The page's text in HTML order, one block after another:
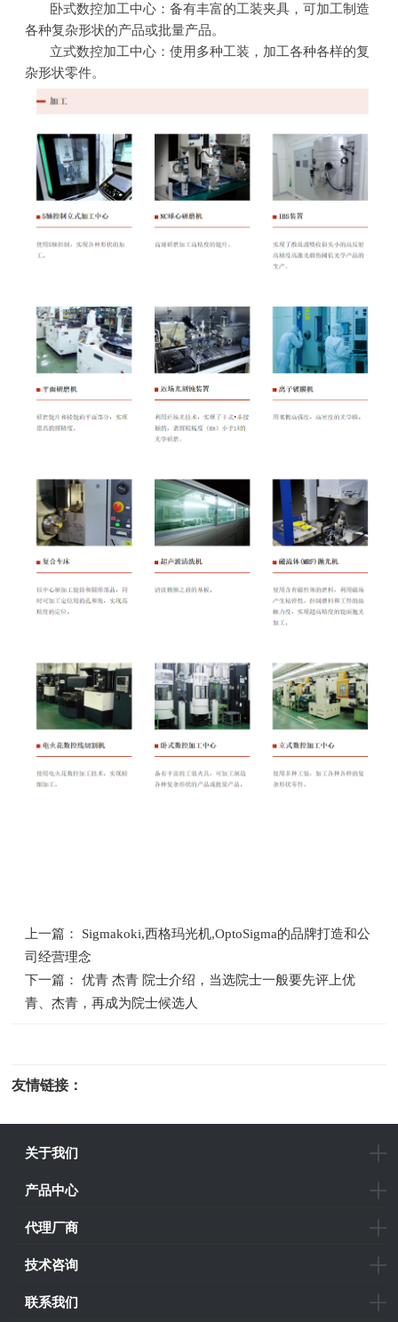
卧式数控加工中心：备有丰富的工装夹具，可加工制造
各种复杂形状的产品或批量产品。
立式数控加工中心：使用多种工装，加工各种各样的复
杂形状零件。
上一篇： Sigmakoki,西格玛光机,OptoSigma的品牌打造和公
司经营理念
下一篇： 优青 杰青 院士介绍，当选院士一般要先评上优
青、杰青，再成为院士候选人
友情链接：
关于我们
产品中心
代理厂商
技术咨询
联系我们